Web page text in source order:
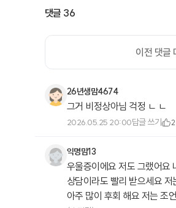
댓글 36
이전 댓글
26년생맘4674
그거 비정상아님 걱정 ㄴ ㄴ
2026.05.25 20:00답글 쓰기 2
익명맘13
우울증이에요 저도 그랬어요
상담이라도 빨리 받으세요
아주 많이 후회 해요 저는 조